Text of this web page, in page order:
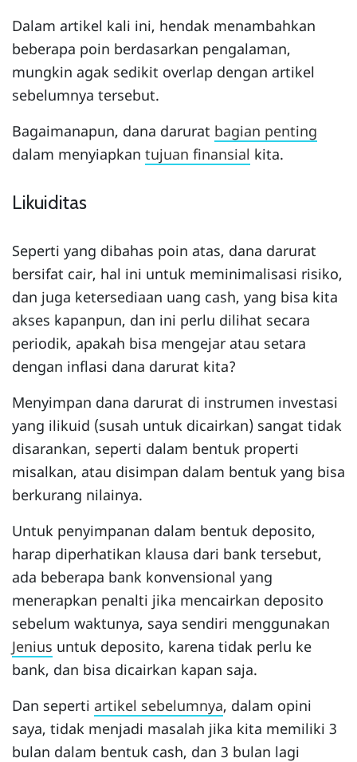
Dalam artikel kali ini, hendak menambahkan
beberapa poin berdasarkan pengalaman,
mungkin agak sedikit overlap dengan artikel
sebelumnya tersebut.
Bagaimanapun, dana darurat bagian penting
dalam menyiapkan tujuan finansial kita.
Likuiditas
Seperti yang dibahas poin atas, dana darurat
bersifat cair, hal ini untuk meminimalisasi risiko,
dan juga ketersediaan uang cash, yang bisa kita
akses kapanpun, dan ini perlu dilihat secara
periodik, apakah bisa mengejar atau setara
dengan inflasi dana darurat kita?
Menyimpan dana darurat di instrumen investasi
yang ilikuid (susah untuk dicairkan) sangat tidak
disarankan, seperti dalam bentuk properti
misalkan, atau disimpan dalam bentuk yang bisa
berkurang nilainya.
Untuk penyimpanan dalam bentuk deposito,
harap diperhatikan klausa dari bank tersebut,
ada beberapa bank konvensional yang
menerapkan penalti jika mencairkan deposito
sebelum waktunya, saya sendiri menggunakan
Jenius untuk deposito, karena tidak perlu ke
bank, dan bisa dicairkan kapan saja.
Dan seperti artikel sebelumnya, dalam opini
saya, tidak menjadi masalah jika kita memiliki 3
bulan dalam bentuk cash, dan 3 bulan lagi